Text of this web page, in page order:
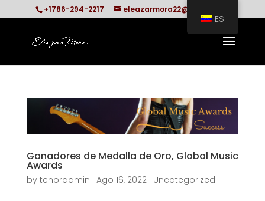
+1786-294-2217 eleazarmora22@gmail.com
Ganadores de Medalla de Oro, Global Music
Awards
by tenoradmin | Ago 16, 2022| Uncategorized
ES